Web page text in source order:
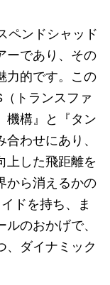
ペンドシャッド
ーであり、その
力的です。この
トランスファ
機構』と『タン
わせにあり、
上した飛距離を
から消えるかの
ドを持ち、ま
のおかげで、
、ダイナミック